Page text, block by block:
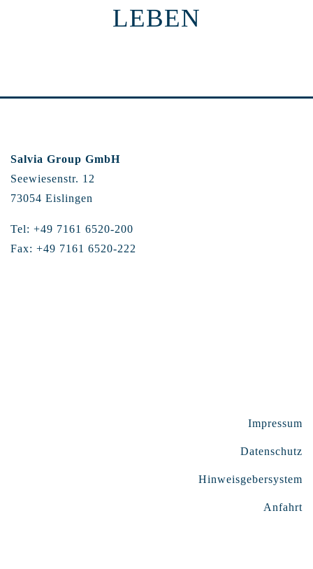
LEBEN
Salvia Group GmbH
Seewiesenstr. 12
73054 Eislingen
Tel: +49 7161 6520-200
Fax: +49 7161 6520-222
Impressum
Datenschutz
Hinweisgebersystem
Anfahrt